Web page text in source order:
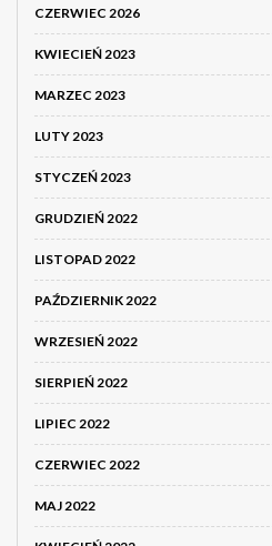
CZERWIEC 2026
KWIECIEŃ 2023
MARZEC 2023
LUTY 2023
STYCZEŃ 2023
GRUDZIEŃ 2022
LISTOPAD 2022
PAŹDZIERNIK 2022
WRZESIEŃ 2022
SIERPIEŃ 2022
LIPIEC 2022
CZERWIEC 2022
MAJ 2022